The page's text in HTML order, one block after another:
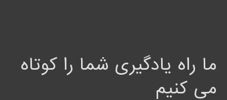
ما راه یادگیری شما را کوتاه
می کنیم